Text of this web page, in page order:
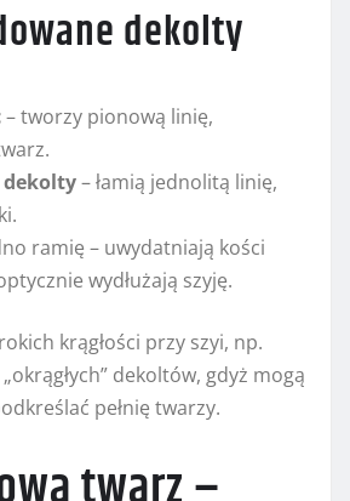
dekolty
– tworzy pionową linię,
dekolty– łamią jednolitą linię,
ramię – uwydatniają kości
wydłużają szyję.
krągłości przy szyi, np.
dekoltów, gdyż mogą
pełnię twarzy.